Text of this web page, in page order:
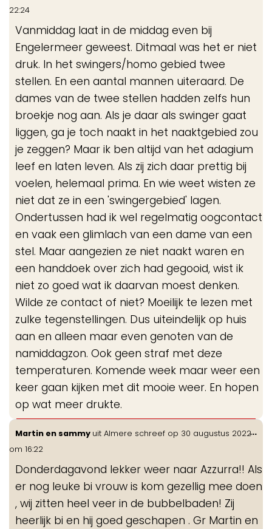
22:24
Vanmiddag laat in de middag even bij
Engelermeer geweest. Ditmaal was het er niet
druk. In het swingers/homo gebied twee
stellen. En een aantal mannen uiteraard. De
dames van de twee stellen hadden zelfs hun
broekje nog aan. Als je daar als swinger gaat
liggen, ga je toch naakt in het naaktgebied zou
je zeggen? Maar ik ben altijd van het adagium
leef en laten leven. Als zij zich daar prettig bij
voelen, helemaal prima. En wie weet wisten ze
niet dat ze in een 'swingergebied' lagen.
Ondertussen had ik wel regelmatig oogcontact
en vaak een glimlach van een dame van een
stel. Maar aangezien ze niet naakt waren en
een handdoek over zich had gegooid, wist ik
niet zo goed wat ik daarvan moest denken.
Wilde ze contact of niet? Moeilijk te lezen met
zulke tegenstellingen. Dus uiteindelijk op huis
aan en alleen maar even genoten van de
namiddagzon. Ook geen straf met deze
temperaturen. Komende week maar weer een
keer gaan kijken met dit mooie weer. En hopen
op wat meer drukte.
Martin en sammy uit Almere schreef op 30 augustus 2022
om 16:22
Donderdagavond lekker weer naar Azzurra!! Als
er nog leuke bi vrouw is kom gezellig mee doen
, wij zitten heel veer in de bubbelbaden! Zij
heerlijk bi en hij goed geschapen . Gr Martin en
...